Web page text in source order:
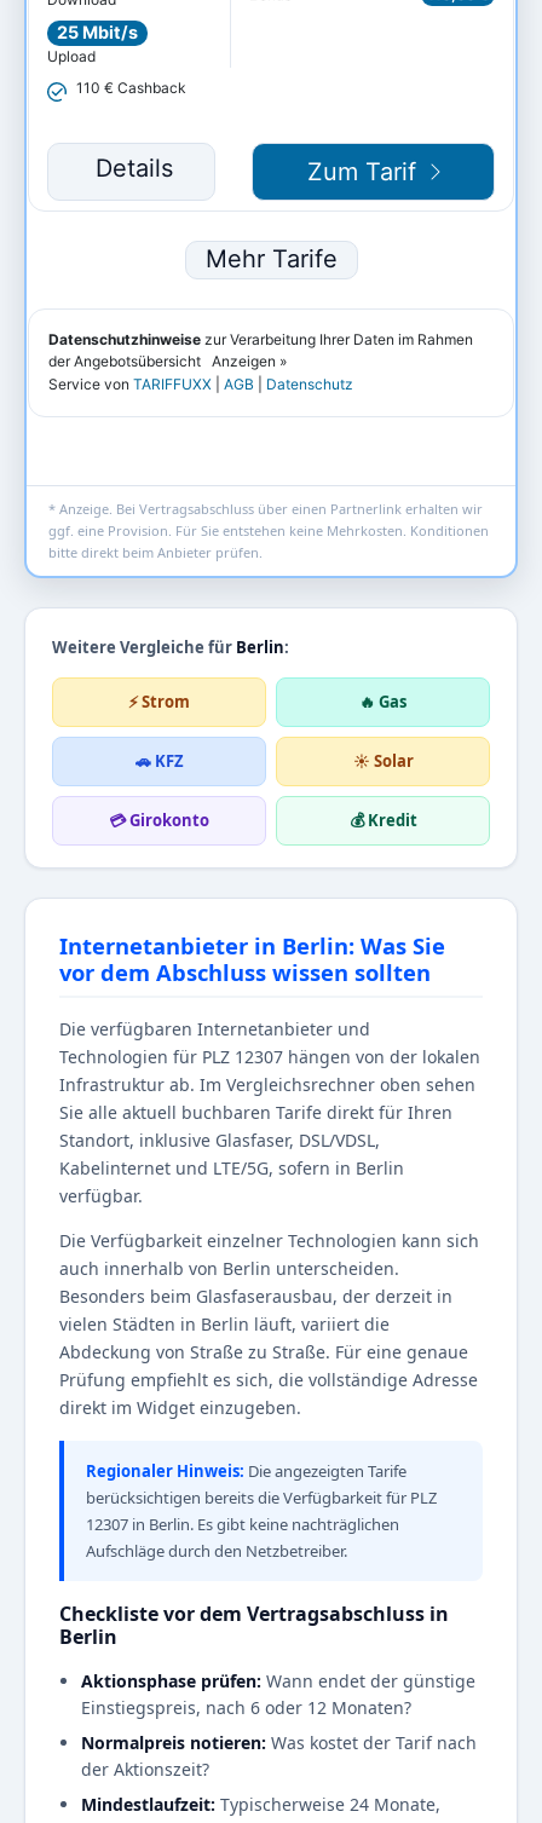
* Anzeige. Bei Vertragsabschluss über einen Partnerlink erhalten wir
ggf. eine Provision. Für Sie entstehen keine Mehrkosten. Konditionen
bitte direkt beim Anbieter prüfen.
Weitere Vergleiche für Berlin:
⚡ Strom 🔥 Gas
🚗 KFZ ☀️ Solar
💳 Girokonto 💰 Kredit
Internetanbieter in Berlin: Was Sie
vor dem Abschluss wissen sollten
Die verfügbaren Internetanbieter und
Technologien für PLZ 12307 hängen von der lokalen
Infrastruktur ab. Im Vergleichsrechner oben sehen
Sie alle aktuell buchbaren Tarife direkt für Ihren
Standort, inklusive Glasfaser, DSL/VDSL,
Kabelinternet und LTE/5G, sofern in Berlin
verfügbar.
Die Verfügbarkeit einzelner Technologien kann sich
auch innerhalb von Berlin unterscheiden.
Besonders beim Glasfaserausbau, der derzeit in
vielen Städten in Berlin läuft, variiert die
Abdeckung von Straße zu Straße. Für eine genaue
Prüfung empfiehlt es sich, die vollständige Adresse
direkt im Widget einzugeben.
Regionaler Hinweis: Die angezeigten Tarife
berücksichtigen bereits die Verfügbarkeit für PLZ
12307 in Berlin. Es gibt keine nachträglichen
Aufschläge durch den Netzbetreiber.
Checkliste vor dem Vertragsabschluss in
Berlin
Aktionsphase prüfen: Wann endet der günstige
Einstiegspreis, nach 6 oder 12 Monaten?
Normalpreis notieren: Was kostet der Tarif nach
der Aktionszeit?
Mindestlaufzeit: Typischerweise 24 Monate,